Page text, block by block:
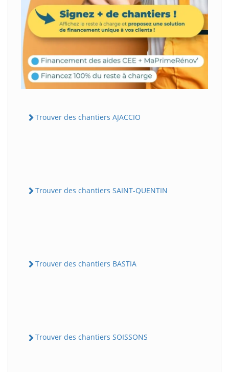
Trouver des chantiers AJACCIO
Trouver des chantiers SAINT-QUENTIN
Trouver des chantiers BASTIA
Trouver des chantiers SOISSONS